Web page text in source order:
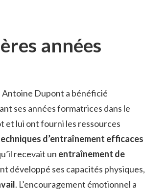
années
Antoine Dupont a bénéficié
ses années formatrices dans le
et lui ont fourni les ressources
d’entraînement efficaces
recevait un entraînement de
développé ses capacités physiques,
. L’encouragement émotionnel a